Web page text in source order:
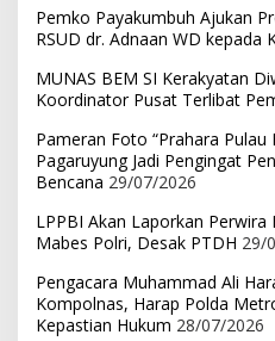
Pemko Payakumbuh Ajukan
RSUD dr. Adnaan WD kepada
MUNAS BEM SI Kerakyatan
Koordinator Pusat Terlibat
Pameran Foto “Prahara Pulau
Pagaruyung Jadi Pengingat
Bencana 29/07/2026
LPPBI Akan Laporkan Perwira
Mabes Polri, Desak PTDH 29/
Pengacara Muhammad Ali
Kompolnas, Harap Polda
Kepastian Hukum 28/07/2026